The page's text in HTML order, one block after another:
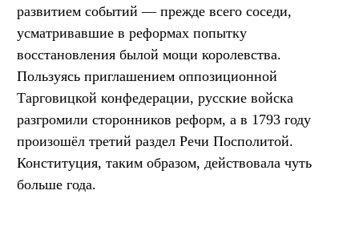
развитием событий — прежде всего соседи,
усматривавшие в реформах попытку
восстановления былой мощи королевства.
Пользуясь приглашением оппозиционной
Тарговицкой конфедерации, русские войска
разгромили сторонников реформ, а в 1793 году
произошёл третий раздел Речи Посполитой.
Конституция, таким образом, действовала чуть
больше года.